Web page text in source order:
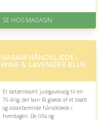
God Trustpilot rating på 4.1 ud
SE HOS MAGASIN
NARAM HÅNDKLÆDE -
WINE & LAVENDER BLUE
Et betænksomt julegavevalg til en
76-årig, der kan få glæde af et blødt
og absorberende håndklæde i
hverdagen. De lilla og